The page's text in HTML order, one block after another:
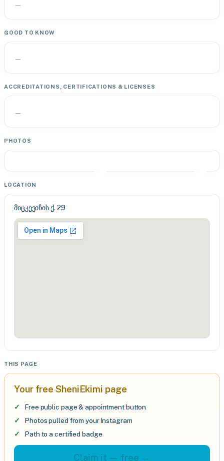
—
GOOD TO KNOW
—
ACCREDITATIONS, CERTIFICATIONS & LICENSES
—
PHOTOS
LOCATION
მიცკევიჩის ქ. 29
THIS PAGE
Your free SheniEkimi page
Free public page & appointment button
Photos pulled from your Instagram
Path to a certified badge
Claim it — free →